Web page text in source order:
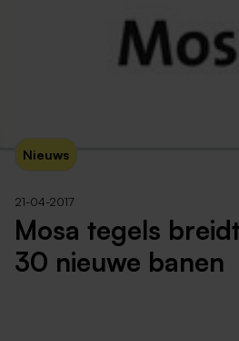
Nieuws
21-04-2017
Mosa tegels
30 nieuwe banen